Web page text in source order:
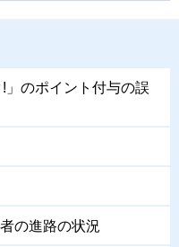
」のポイント付与の誤
の進路の状況